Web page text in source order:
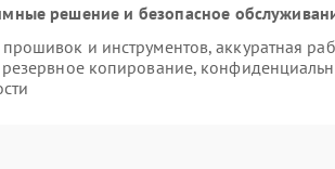
решение и безопасное
и инструментов, аккуратная
копирование,